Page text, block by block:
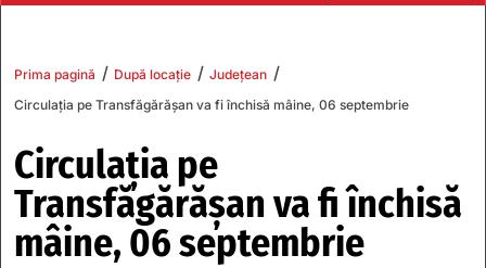
Prima pagină / După locație / Județean /
Circulația pe Transfăgărășan va fi închisă mâine, 06 septembrie
Circulația pe
Transfăgărășan va fi închisă
mâine, 06 septembrie